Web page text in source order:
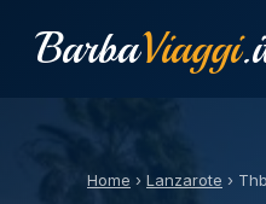
BarbaViaggi
Home › Lanzarote ›